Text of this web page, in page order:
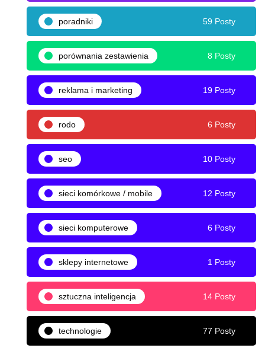
poradniki 59 Posty
porównania zestawienia 8 Posty
reklama i marketing 19 Posty
rodo 6 Posty
seo 10 Posty
sieci komórkowe / mobile 12 Posty
sieci komputerowe 6 Posty
sklepy internetowe 1 Posty
sztuczna inteligencja 14 Posty
technologie 77 Posty